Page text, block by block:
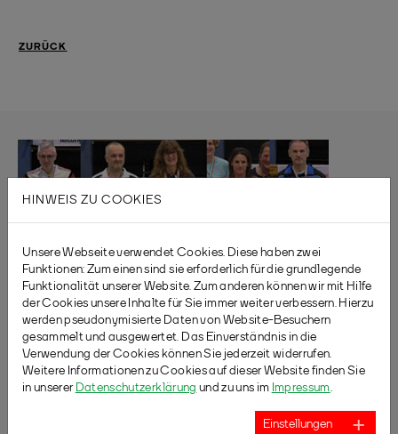
ZURÜCK
HINWEIS ZU COOKIES
Unsere Webseite verwendet Cookies. Diese haben zwei
Funktionen: Zum einen sind sie erforderlich für die grundlegende
Funktionalität unserer Website. Zum anderen können wir mit Hilfe
der Cookies unsere Inhalte für Sie immer weiter verbessern. Hierzu
werden pseudonymisierte Daten von Website-Besuchern
gesammelt und ausgewertet. Das Einverständnis in die
Verwendung der Cookies können Sie jederzeit widerrufen.
Weitere Informationen zu Cookies auf dieser Website finden Sie
in unserer Datenschutzerklärung und zu uns im Impressum.
Einstellungen